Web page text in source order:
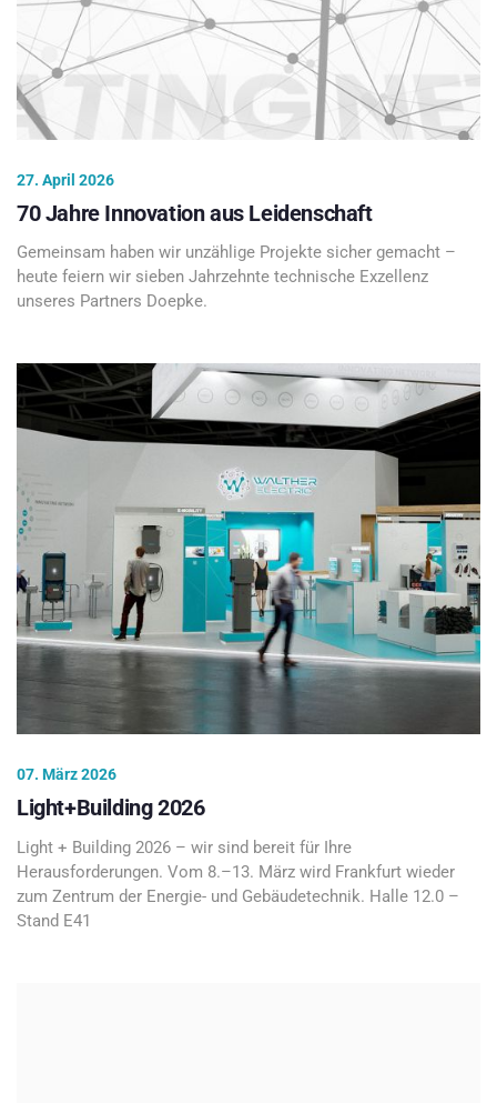
27. April 2026
70 Jahre Innovation aus Leidenschaft
Gemeinsam haben wir unzählige Projekte sicher gemacht –
heute feiern wir sieben Jahrzehnte technische Exzellenz
unseres Partners Doepke.
07. März 2026
Light+Building 2026
Light + Building 2026 – wir sind bereit für Ihre
Herausforderungen. Vom 8.–13. März wird Frankfurt wieder
zum Zentrum der Energie- und Gebäudetechnik. Halle 12.0 –
Stand E41